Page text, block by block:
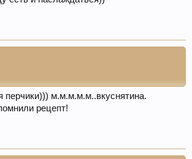
перчики))) м.м.м.м.м..вкуснятина.
рецепт!